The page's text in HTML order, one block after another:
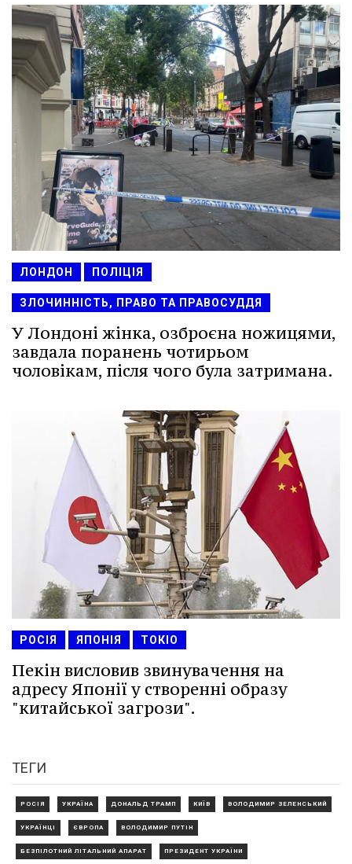
ЛОНДОН ПОЛІЦІЯ
ЗЛОЧИННІСТЬ, ПРАВО ТА ПРАВОСУДДЯ
У Лондоні жінка, озброєна ножицями,
завдала поранень чотирьом
чоловікам, після чого була затримана.
РОСІЯ ЯПОНІЯ ТОКІО
Пекін висловив звинувачення на
адресу Японії у створенні образу
"китайської загрози".
ТЕГИ
РОСІЯ УКРАЇНА ДОНАЛЬД ТРАМП КИЇВ ВОЛОДИМИР ЗЕЛЕНСЬКИЙ
УКРАЇНЦІ ЄВРОПА ВОЛОДИМИР ПУТІН
БЕЗПІЛОТНИЙ ЛІТАЛЬНИЙ АПАРАТ ПРЕЗИДЕНТ УКРАЇНИ